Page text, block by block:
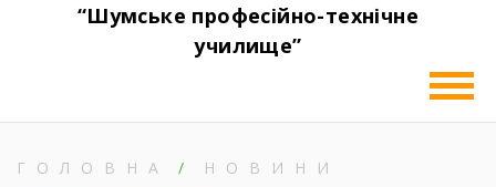
“Шумське професійно-технічне
училище”
ГОЛОВНА
НОВИНИ